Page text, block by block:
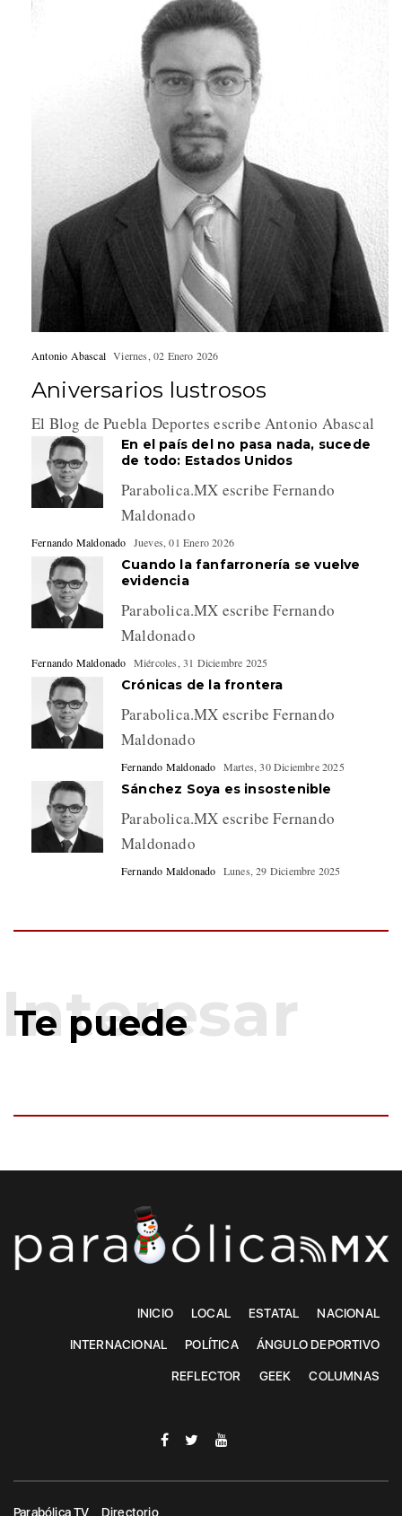
Antonio Abascal Viernes, 02 Enero 2026
Aniversarios lustrosos
El Blog de Puebla Deportes escribe Antonio Abascal
En el país del no pasa nada, sucede
de todo: Estados Unidos
Parabolica.MX escribe Fernando
Maldonado
Fernando Maldonado Jueves, 01 Enero 2026
Cuando la fanfarronería se vuelve
evidencia
Parabolica.MX escribe Fernando
Maldonado
Fernando Maldonado Miércoles, 31 Diciembre 2025
Crónicas de la frontera
Parabolica.MX escribe Fernando
Maldonado
Fernando Maldonado Martes, 30 Diciembre 2025
Sánchez Soya es insostenible
Parabolica.MX escribe Fernando
Maldonado
Fernando Maldonado Lunes, 29 Diciembre 2025
Te puede
INICIO LOCAL ESTATAL NACIONAL
INTERNACIONAL POLÍTICA ÁNGULO DEPORTIVO
REFLECTOR GEEK COLUMNAS
Parabólica TV Directorio